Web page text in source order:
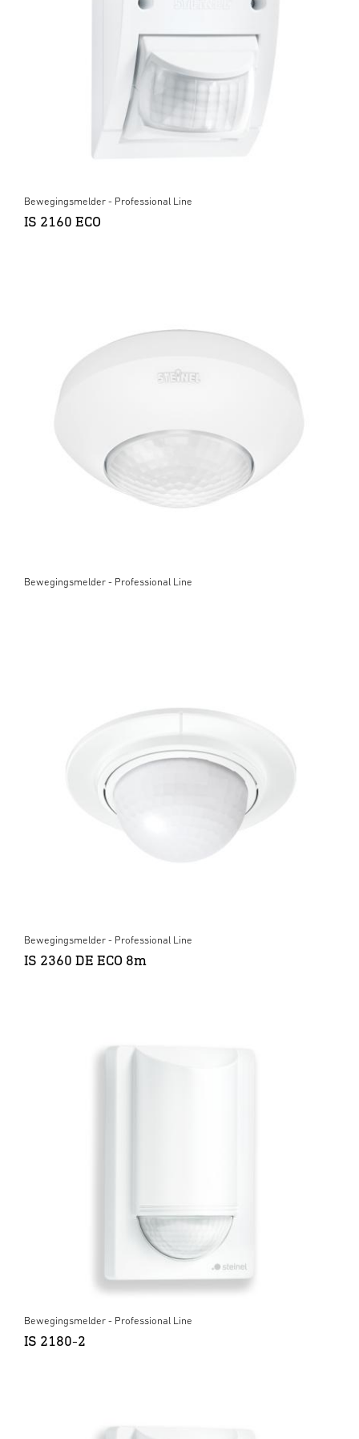
Bewegingsmelder - Professional Line
IS 2160 ECO
Bewegingsmelder - Professional Line
Bewegingsmelder - Professional Line
IS 2360 DE ECO 8m
Bewegingsmelder - Professional Line
IS 2180-2